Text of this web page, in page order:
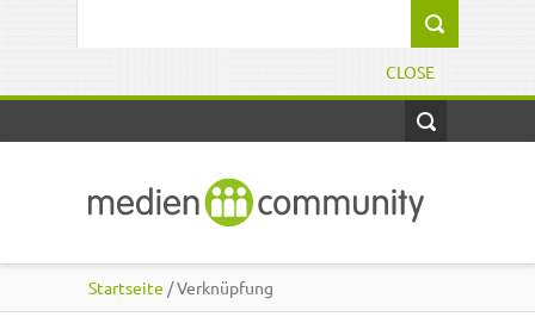
CLOSE
Startseite / Verknüpfung